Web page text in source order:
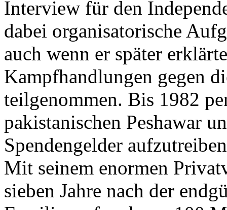
Interview für den
dabei organisatorische
auch wenn er später
Kampfhandlungen gegen
teilgenommen. Bis 1982
pakistanischen Peshawar
Spendengelder
Mit seinem enormen
sieben Jahre nach der